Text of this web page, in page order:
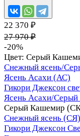
22 370 ₽
27 970 ₽
-20%
Цвет: Серый
Снежный ясень/
Ясень Асахи (АС)
Гикори Джексон
Ясень Асахи/
Серый Кашемир
Снежный ясень (СЯ)
Гикори Джексон